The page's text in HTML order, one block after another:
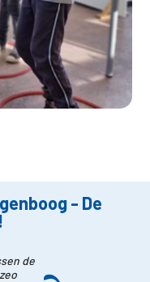
- De
de